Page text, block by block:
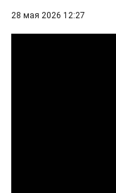
28 мая 2026 12:27